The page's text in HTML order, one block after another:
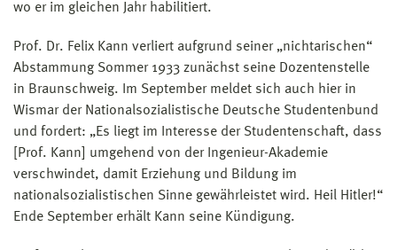
wo er im gleichen Jahr habilitiert.
Prof. Dr. Felix Kann verliert aufgrund seiner „nichtarischen“
Abstammung Sommer 1933 zunächst seine Dozentenstelle
in Braunschweig. Im September meldet sich auch hier in
Wismar der Nationalsozialistische Deutsche Studentenbund
und fordert: „Es liegt im Interesse der Studentenschaft, dass
[Prof. Kann] umgehend von der Ingenieur-Akademie
verschwindet, damit Erziehung und Bildung im
nationalsozialistischen Sinne gewährleistet wird. Heil Hitler!“
Ende September erhält Kann seine Kündigung.